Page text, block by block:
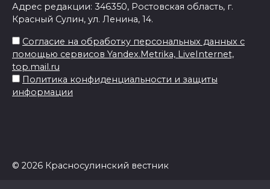
Адрес редакции: 346350, Ростовская область, г.
Красный Сулин, ул. Ленина, 14.
Согласие на обработку персональных данных с
помощью сервисов Yandex.Metrika, LiveInternet,
top.mail.ru
Политика конфиденциальности и защиты
информации
© 2026 Красносулинский вестник